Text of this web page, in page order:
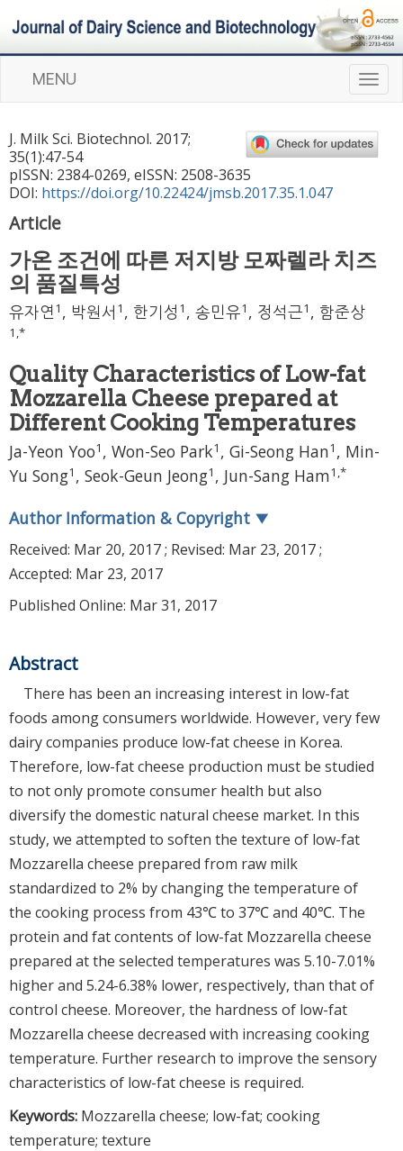
T
o
g
l
i
MENU
J. Milk Sci. Biotechnol. 2017;
35(1):47-54
pISSN: 2384-0269, eISSN: 2508-3635
DOI: https://doi.org/10.22424/jmsb.2017.35.1.047
Article
가온 조건에 따른 저지방 모짜렐라 치즈
의 품질특성
유자연1 , 박원서 1 , 한기성 1 , 송민유1 , 정석근1 , 함준상
1 ,*
Quality Characteristics of Low-fat
Mozzarella Cheese prepared at
Different Cooking Temperatures
Ja-Yeon Yoo1 , Won-Seo Park1 , Gi-Seong Han1 , Min-
Yu Song1 , Seok-Geun Jeong1 , Jun-Sang Ham1 ,*
Author Information & Copyright ▼
Received: Mar 20, 2017; Revised: Mar 23, 2017;
Accepted: Mar 23, 2017
Published Online: Mar 31, 2017
Abstract
There has been an increasing interest in low-fat
foods among consumers worldwide. However, very few
dairy companies produce low-fat cheese in Korea.
Therefore, low-fat cheese production must be studied
to not only promote consumer health but also
diversify the domestic natural cheese market. In this
study, we attempted to soften the texture of low-fat
Mozzarella cheese prepared from raw milk
standardized to 2% by changing the temperature of
the cooking process from 43℃ to 37℃ and 40℃. The
protein and fat contents of low-fat Mozzarella cheese
prepared at the selected temperatures was 5.10-7.01%
higher and 5.24-6.38% lower, respectively, than that of
control cheese. Moreover, the hardness of low-fat
Mozzarella cheese decreased with increasing cooking
temperature. Further research to improve the sensory
characteristics of low-fat cheese is required.
Keywords: Mozzarella cheese; low-fat; cooking
temperature; texture